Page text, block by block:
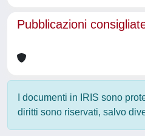
Pubblicazioni
I documenti in IRIS sono
diritti sono riservati, salvo